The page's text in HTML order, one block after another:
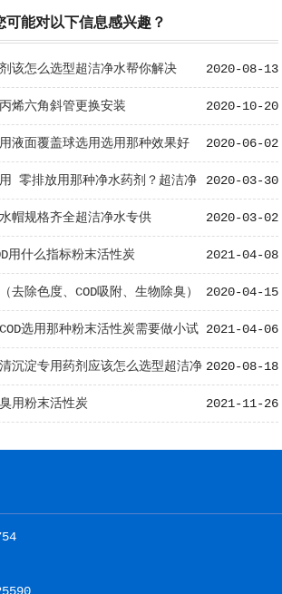
可能对以下信息感兴趣？
2020-08-13
该怎么选型超洁净水帮你解决
2020-10-20
烯六角斜管更换安装
2020-06-02
液面覆盖球选用选用那种效果好
2020-03-30
零排放用那种净水药剂？超洁净
2020-03-02
帽规格齐全超洁净水专供
2021-04-08
用什么指标粉末活性炭
2020-04-15
去除色度、COD吸附、生物除臭）
2021-04-06
选用那种粉末活性炭需要做小试
2020-08-18
沉淀专用药剂应该怎么选型超洁净
2021-11-26
用粉末活性炭